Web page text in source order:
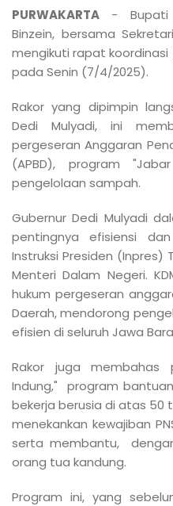
PURWAKARTA - Bupati
Binzein, bersama
mengikuti rapat
pada Senin (7/4/2025).
Rakor yang dipimpin
Dedi Mulyadi, ini
pergeseran Anggaran
(APBD), program
pengelolaan sampah.
Gubernur Dedi Mulyadi
pentingnya efisiensi
Instruksi Presiden (Inpres)
Menteri Dalam Negeri.
hukum pergeseran
Daerah, mendorong
efisien di seluruh Jawa
Rakor juga membahas
Indung," program
bekerja berusia di atas 50
menekankan kewajiban
serta membantu,
orang tua kandung.
Program ini, yang